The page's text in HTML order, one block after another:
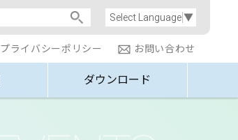
Select Language▼
ダウンロード
プライバシーポリシー お問い合わせ